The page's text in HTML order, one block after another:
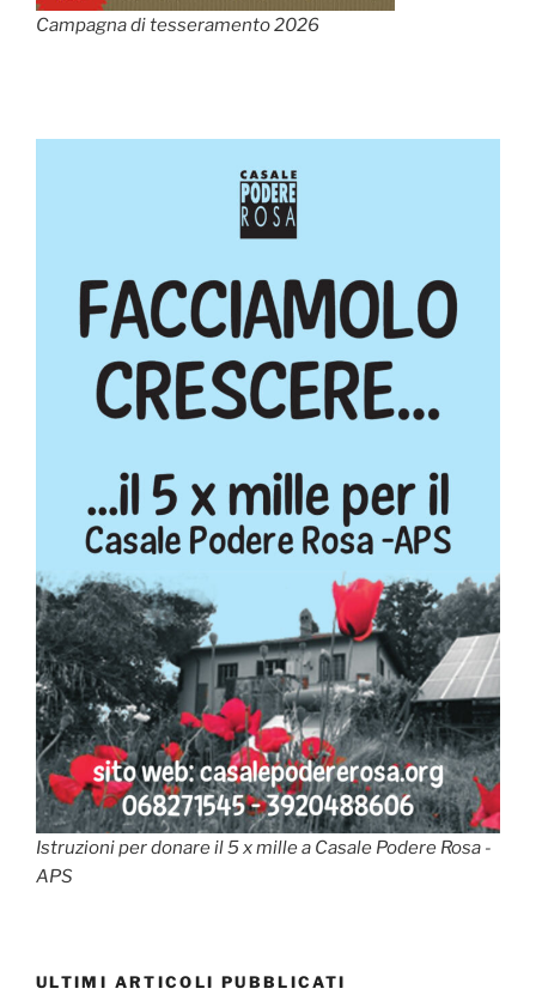
Campagna di tesseramento 2026
Istruzioni per donare il 5 x mille a Casale Podere Rosa -
APS
ULTIMI ARTICOLI PUBBLICATI